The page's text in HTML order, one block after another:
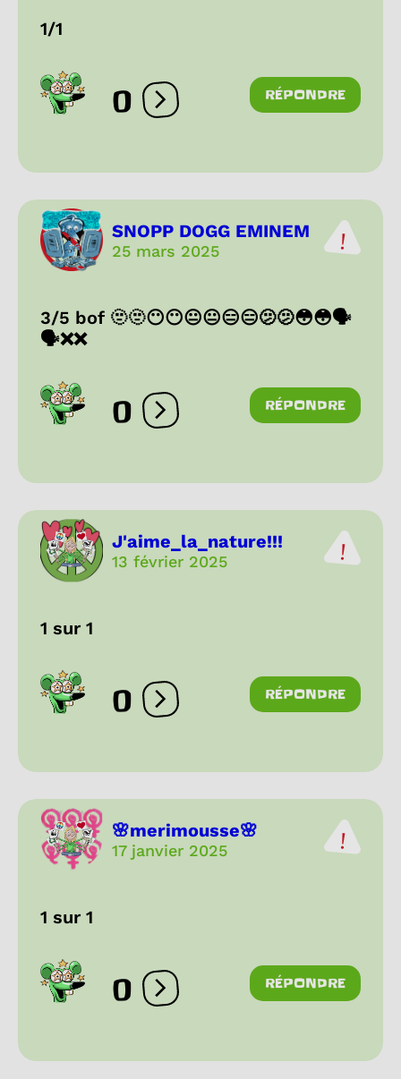
1/1
0 Ouvrir les réactions
RÉPONDRE
SNOPP DOGG EMINEM
25 mars 2025
3/5 bof 🫥🫥😶😶😐😐😑😑🫤🫤😳😳🗣
🗣❌️❌️
0 Ouvrir les réactions
RÉPONDRE
J'aime_la_nature!!!
13 février 2025
1 sur 1
0 Ouvrir les réactions
RÉPONDRE
🌸merimousse🌸
17 janvier 2025
1 sur 1
0 Ouvrir les réactions
RÉPONDRE